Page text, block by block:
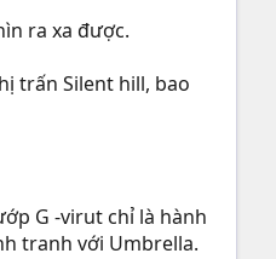
ra xa được.
trấn Silent hill, bao
G -virut chỉ là hành
tranh với Umbrella.